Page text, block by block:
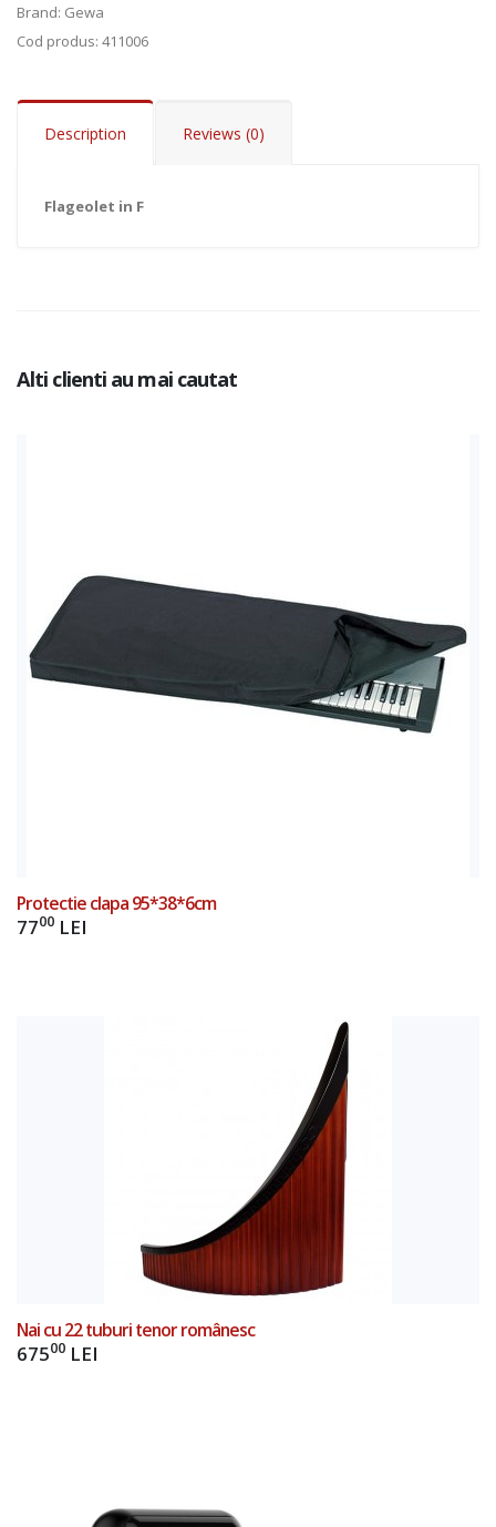
Brand: Gewa
Cod produs: 411006
Description Reviews (0)
Flageolet in F
Alti clienti au mai cautat
Protectie clapa 95*38*6cm
7700 LEI
Nai cu 22 tuburi tenor românesc
67500 LEI